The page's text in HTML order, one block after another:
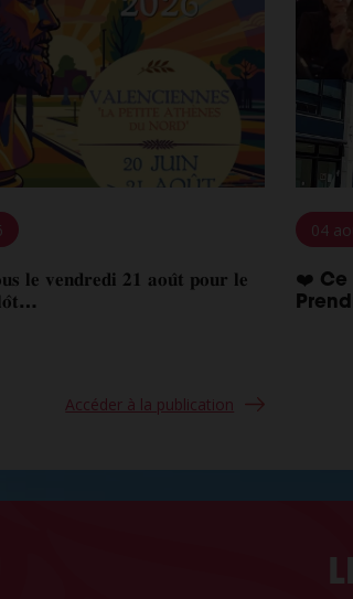
𝐥𝐞 𝐯𝐞𝐧𝐝𝐫𝐞𝐝𝐢 𝟐𝟏 𝐚𝐨𝐮̂𝐭 𝐩𝐨𝐮𝐫 𝐥𝐞
Accéder à la publication
04
❤️ Ce